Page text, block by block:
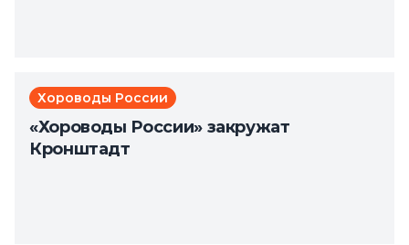
Хороводы России
«Хороводы России» закружат
Кронштадт